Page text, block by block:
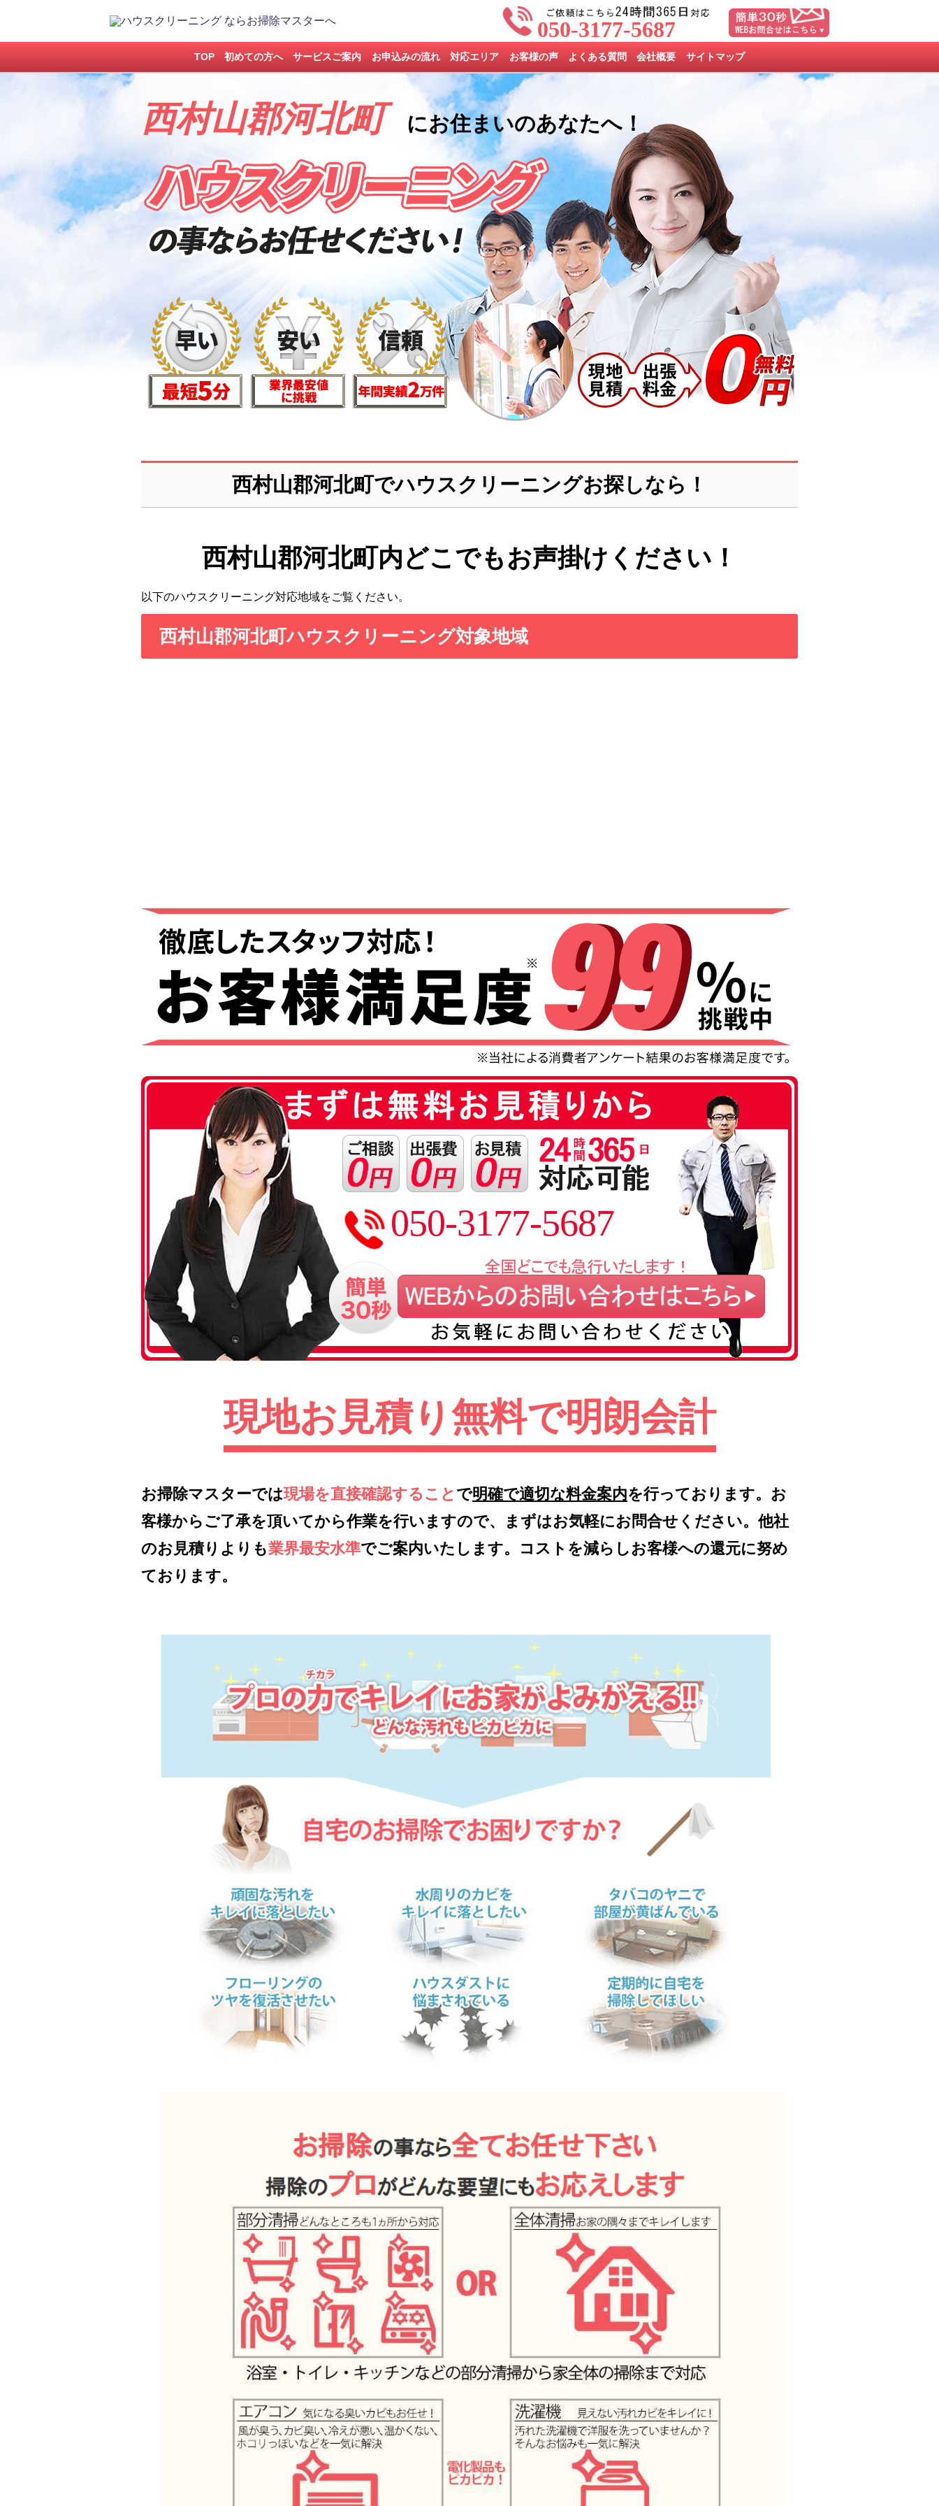
050-3177-5687
TOP 初めての方へ サービスご案内 お申込みの流れ 対応エリア お客様の声 よくある質問 会社概要 サイトマップ
西村山郡河北町 にお住まいのあなたへ！
西村山郡河北町でハウスクリーニングお探しなら！
西村山郡河北町内どこでもお声掛けください！
以下のハウスクリーニング対応地域をご覧ください。
西村山郡河北町ハウスクリーニング対象地域
050-3177-5687
現地お見積り無料で明朗会計
お掃除マスターでは現場を直接確認すること で明確で適切な料金案内を行っております。お
客様からご了承を頂いてから作業を行いますので、まずはお気軽にお問合せください。他社
のお見積りよりも業界最安水準でご案内いたします。コストを減らしお客様への還元に努め
ております。